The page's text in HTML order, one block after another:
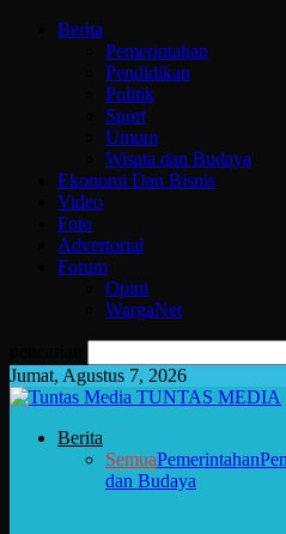
Berita
Pemerintahan
Pendidikan
Politik
Sport
Umum
Wisata dan Budaya
Ekonomi Dan Bisnis
Video
Foto
Advertorial
Forum
Opini
WargaNet
Jumat, Agustus 7, 2026
TUNTAS MEDIA
Berita
SemuaPemerintahan
dan Budaya